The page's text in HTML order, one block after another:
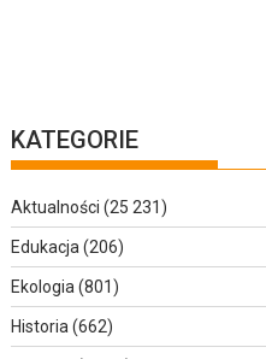
KATEGORIE
Aktualności (25 231)
Edukacja (206)
Ekologia (801)
Historia (662)